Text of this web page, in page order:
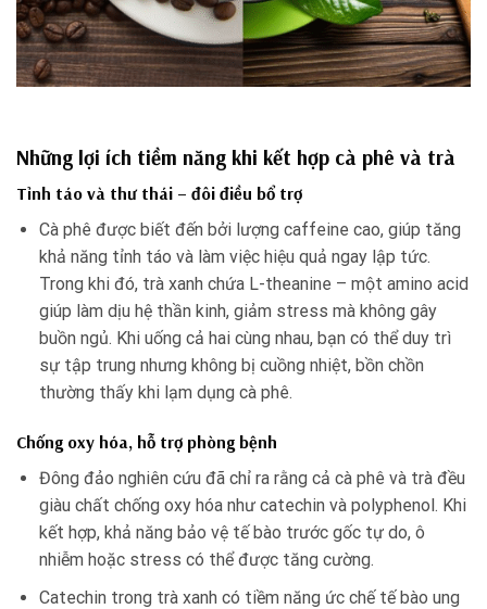
Những lợi ích tiềm năng khi kết hợp cà phê và trà
Tỉnh táo và thư thái – đôi điều bổ trợ
Cà phê được biết đến bởi lượng caffeine cao, giúp tăng
khả năng tỉnh táo và làm việc hiệu quả ngay lập tức.
Trong khi đó, trà xanh chứa L-theanine – một amino acid
giúp làm dịu hệ thần kinh, giảm stress mà không gây
buồn ngủ. Khi uống cả hai cùng nhau, bạn có thể duy trì
sự tập trung nhưng không bị cuồng nhiệt, bồn chồn
thường thấy khi lạm dụng cà phê.
Chống oxy hóa, hỗ trợ phòng bệnh
Đông đảo nghiên cứu đã chỉ ra rằng cả cà phê và trà đều
giàu chất chống oxy hóa như catechin và polyphenol. Khi
kết hợp, khả năng bảo vệ tế bào trước gốc tự do, ô
nhiễm hoặc stress có thể được tăng cường.
Catechin trong trà xanh có tiềm năng ức chế tế bào ung